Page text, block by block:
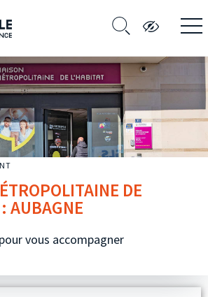
DE
AUBAGNE
vous accompagner